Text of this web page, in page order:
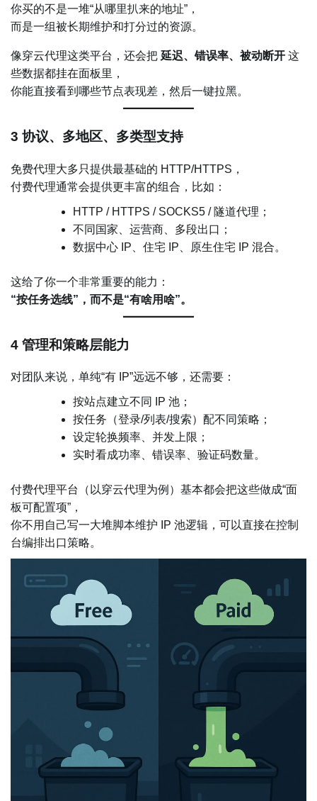
你买的不是一堆“从哪里扒来的地址”，
而是一组被长期维护和打分过的资源。
像穿云代理这类平台，还会把 延迟、错误率、被动断开 这
些数据都挂在面板里，
你能直接看到哪些节点表现差，然后一键拉黑。
3 协议、多地区、多类型支持
免费代理大多只提供最基础的 HTTP/HTTPS，
付费代理通常会提供更丰富的组合，比如：
HTTP / HTTPS / SOCKS5 / 隧道代理；
不同国家、运营商、多段出口；
数据中心 IP、住宅 IP、原生住宅 IP 混合。
这给了你一个非常重要的能力：
“按任务选线”，而不是“有啥用啥”。
4 管理和策略层能力
对团队来说，单纯“有 IP”远远不够，还需要：
按站点建立不同 IP 池；
按任务（登录/列表/搜索）配不同策略；
设定轮换频率、并发上限；
实时看成功率、错误率、验证码数量。
付费代理平台（以穿云代理为例）基本都会把这些做成“面
板可配置项”，
你不用自己写一大堆脚本维护 IP 池逻辑，可以直接在控制
台编排出口策略。